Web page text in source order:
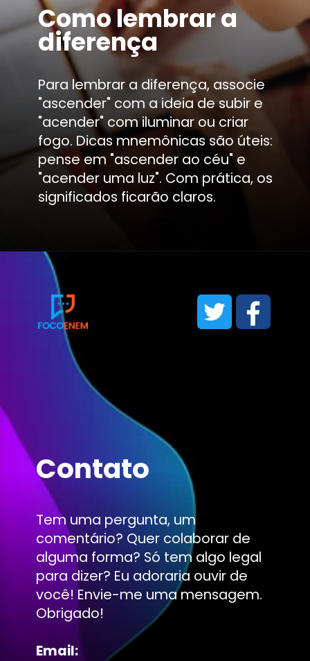
Para lembrar a diferença, associe
"ascender" com a ideia de subir e
"acender" com iluminar ou criar
fogo. Dicas mnemônicas são úteis:
pense em "ascender ao céu" e
"acender uma luz". Com prática, os
significados ficarão claros.
Como lembrar a
diferença
Contato
Tem uma pergunta, um
comentário? Quer colaborar de
alguma forma? Só tem algo legal
para dizer? Eu adoraria ouvir de
você! Envie-me uma mensagem.
Obrigado!
Email: